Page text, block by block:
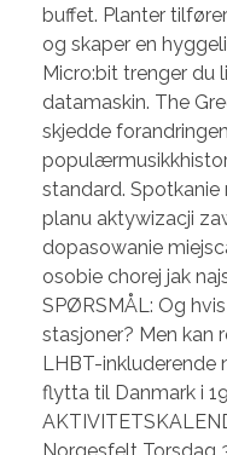
buffet. Planter
og skaper en
Micro:bit trenger du
datamaskin. The
skjedde
standard. Spotkanie
planu aktywizacji
dopasowanie
osobie chorej jak
SPØRSMÅL: Og
stasjoner? Men kan
LHBT-inkluderende
flytta til Danmark i